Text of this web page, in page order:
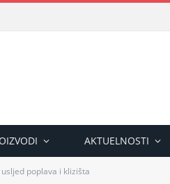
AKTUELNOSTI
poplava i klizišta